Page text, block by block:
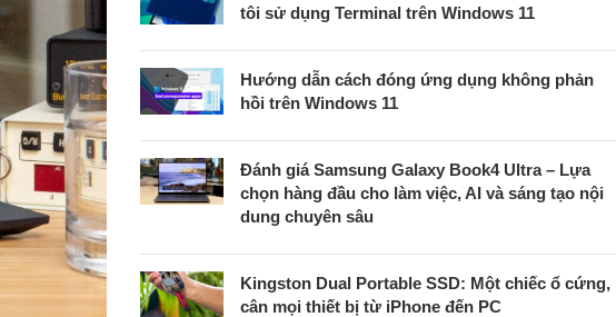
tôi sử dụng Terminal trên Windows 11
Hướng dẫn cách đóng ứng dụng không phản
hồi trên Windows 11
Đánh giá Samsung Galaxy Book4 Ultra – Lựa
chọn hàng đầu cho làm việc, AI và sáng tạo nội
dung chuyên sâu
Kingston Dual Portable SSD: Một chiếc ổ cứng,
cân mọi thiết bị từ iPhone đến PC